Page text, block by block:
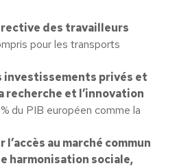
des travailleurs
pour les transports
investissements privés et
recherche et l’innovation
du PIB européen comme la
au marché commun
harmonisation sociale,